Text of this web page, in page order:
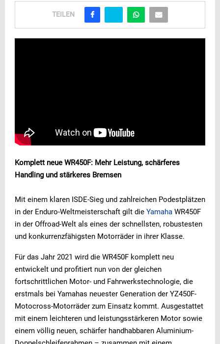
TEILEN
Komplett neue WR450F: Mehr Leistung, schärferes
Handling und stärkeres Bremsen
Mit einem klaren ISDE-Sieg und zahlreichen Podestplätzen
in der Enduro-Weltmeisterschaft gilt die Yamaha WR450F
in der Offroad-Welt als eines der schnellsten, robustesten
und konkurrenzfähigsten Motorräder in ihrer Klasse.
Für das Jahr 2021 wird die WR450F komplett neu
entwickelt und profitiert nun von der gleichen
fortschrittlichen Motor- und Fahrwerkstechnologie, die
erstmals bei Yamahas neuester Generation der YZ450F-
Motocross-Motorräder zum Einsatz kommt. Ausgestattet
mit einem leichteren und leistungsstärkeren Motor sowie
einem völlig neuen, schärfer handhabbaren Aluminium-